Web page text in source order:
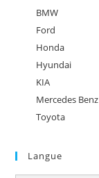
BMW
Ford
Honda
Hyundai
KIA
Mercedes Benz
Toyota
Langue